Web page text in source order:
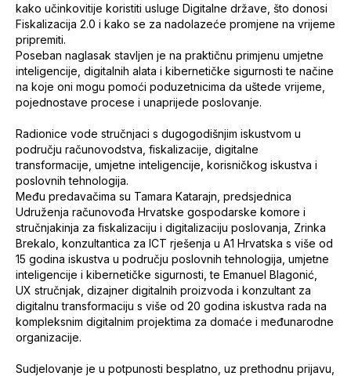
kako učinkovitije koristiti usluge Digitalne države, što donosi
Fiskalizacija 2.0 i kako se za nadolazeće promjene na vrijeme
pripremiti.
Poseban naglasak stavljen je na praktičnu primjenu umjetne
inteligencije, digitalnih alata i kibernetičke sigurnosti te načine
na koje oni mogu pomoći poduzetnicima da uštede vrijeme,
pojednostave procese i unaprijede poslovanje.
Radionice vode stručnjaci s dugogodišnjim iskustvom u
području računovodstva, fiskalizacije, digitalne
transformacije, umjetne inteligencije, korisničkog iskustva i
poslovnih tehnologija.
Među predavačima su Tamara Katarajn, predsjednica
Udruženja računovođa Hrvatske gospodarske komore i
stručnjakinja za fiskalizaciju i digitalizaciju poslovanja, Zrinka
Brekalo, konzultantica za ICT rješenja u A1 Hrvatska s više od
15 godina iskustva u području poslovnih tehnologija, umjetne
inteligencije i kibernetičke sigurnosti, te Emanuel Blagonić,
UX stručnjak, dizajner digitalnih proizvoda i konzultant za
digitalnu transformaciju s više od 20 godina iskustva rada na
kompleksnim digitalnim projektima za domaće i međunarodne
organizacije.
Sudjelovanje je u potpunosti besplatno, uz prethodnu prijavu,